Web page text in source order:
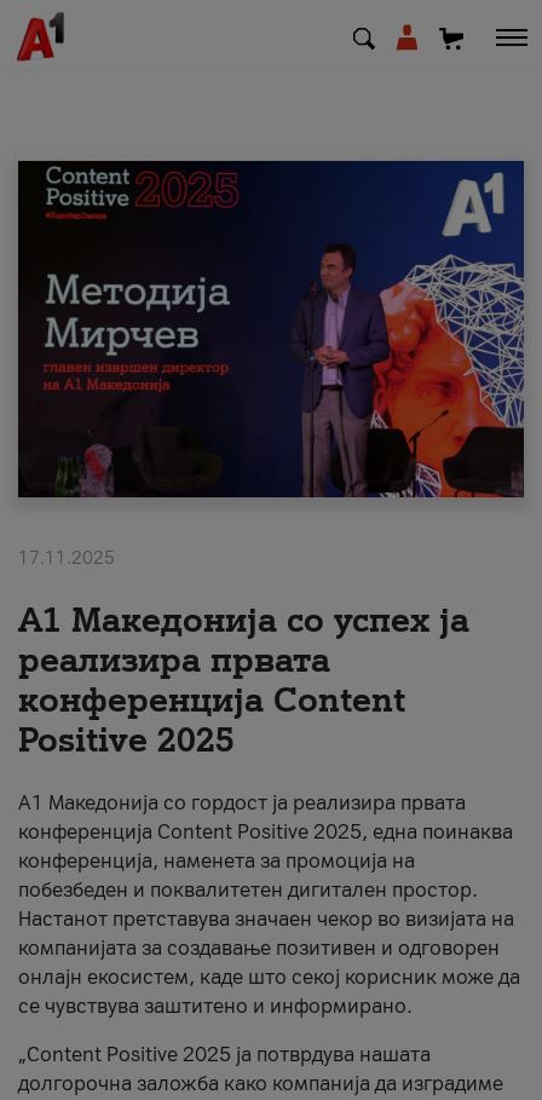
МК EN
Приватни Деловни
Поддршка
Надополни кредит
#ПодобарОнлајн
17.11.2025
А1 Македонија со успех ја
реализира првата
конференција Content
Positive 2025
А1 Македонија со гордост ја реализира првата
конференција Content Positive 2025, една поинаква
конференција, наменета за промоција на
побезбеден и поквалитетен дигитален простор.
Настанот претставува значаен чекор во визијата на
компанијата за создавање позитивен и одговорен
онлајн екосистем, каде што секој корисник може да
се чувствува заштитено и информирано.
„Content Positive 2025 ја потврдува нашата
долгорочна заложба како компанија да изградиме